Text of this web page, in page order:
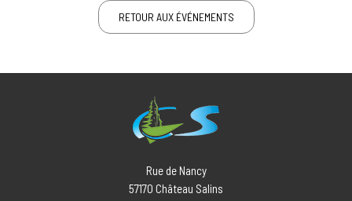
RETOUR AUX ÉVÉNEMENTS
Rue de Nancy
57170 Château Salins